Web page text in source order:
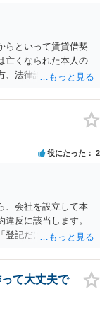
らといって賃貸借契
亡くなられた本人の
、法律論はさてお
ある手続はあくまで
宜的方法として理解
方が、連帯保証人で
を最小限に食い止
役にたった 2
、会社を設立して本
反に該当します。
登記だけなら実務上
だ、解除まで認めら
どうかで判断されま
等までなさらない限
しかしそれでも、
て大丈夫で